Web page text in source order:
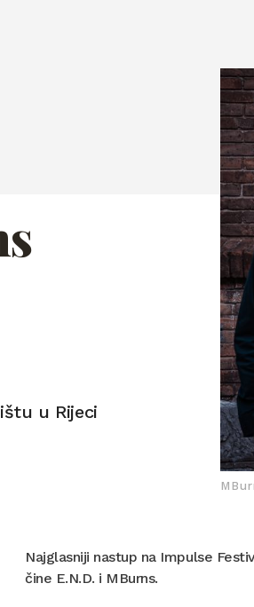
u Rijeci
Najglasniji nastup na Impulse
čine E.N.D. i MBurns.